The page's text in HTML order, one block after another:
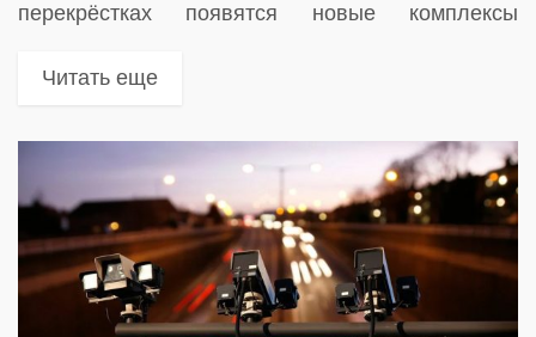
перекрёстках появятся новые комплексы
Читать еще